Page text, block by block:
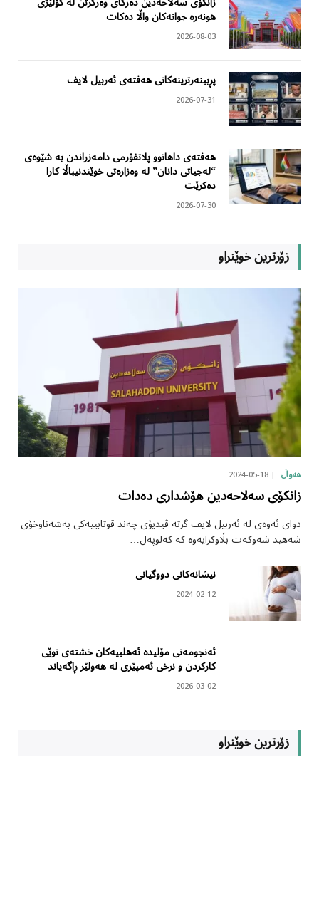
هونەرە جوانەکان واڵا دەکات
2026-08-03
پڕبینەرترینەکانی هەفتەی ئەربیل لایف
2026-07-31
هەفتەی داهاتوو پلاتفۆرمی دامەزراندن بە شێوەی
“لەجیاتی دانان” لە وەزارەتی خوێندنیباڵا کارا
دەکرێت
2026-07-30
زۆرترین خوێنراو
هەواڵ 2024-05-18
زانکۆی سەلاحەدین هۆشداری دەدات
دوای ئەوەی لە ئەربیل لایف گرتە ڤیدیۆی چەند قوتابییەکی بەشەناوخۆی
شەهید شەوکەت بڵاوکرایەوە کە کەلوپەل…
نیشانەکانی دووگیانی
2024-02-12
ئەنجومەنی مۆلیدە ئەهلییەکان خشتەی نوێی
کارکردن و نرخی ئەمپێری لە هەولێر ڕاگەیاند
2026-03-02
زۆرترین خوێنراو